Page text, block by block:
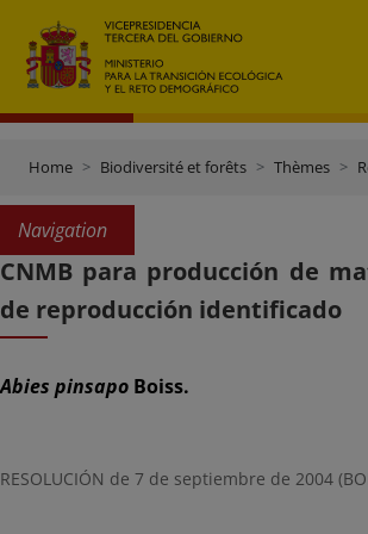
Home Biodiversité et forêts Thèmes
Navigation
CNMB para producción de
de reproducción identificado
Abies pinsapo Boiss.
RESOLUCIÓN de 7 de septiembre de 2004